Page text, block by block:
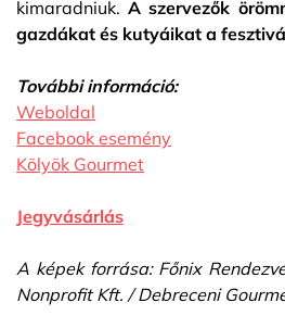
kimaradniuk. A szervezők
gazdákat és kutyáikat a
További információ:
Weboldal
Facebook esemény
Kölyök Gourmet
Jegyvásárlás
A képek forrása: Főnix
Nonprofit Kft. / Debreceni